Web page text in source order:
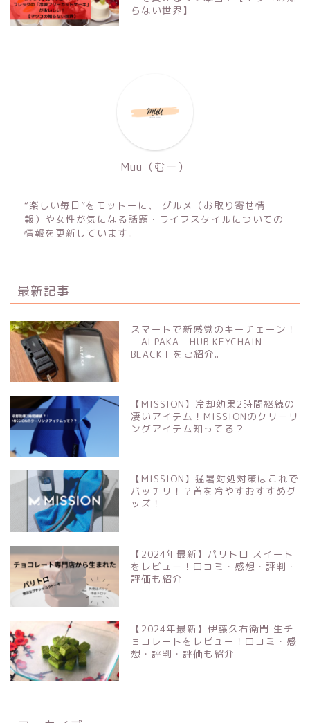
らない世界】
Muu（むー）
“楽しい毎日”をモットーに、 グルメ（お取り寄せ情
報）や女性が気になる話題・ライフスタイルについての
情報を更新しています。
最新記事
スマートで新感覚のキーチェーン！
「ALPAKA HUB KEYCHAIN
BLACK」をご紹介。
【MISSION】冷却効果2時間継続の
凄いアイテム！MISSIONのクリーリ
ングアイテム知ってる？
【MISSION】猛暑対処対策はこれで
バッチリ！？首を冷やすおすすめグ
ッズ！
【2024年最新】パリトロ スイート
をレビュー！口コミ・感想・評判・
評価も紹介
【2024年最新】伊藤久右衛門 生チ
ョコレートをレビュー！口コミ・感
想・評判・評価も紹介